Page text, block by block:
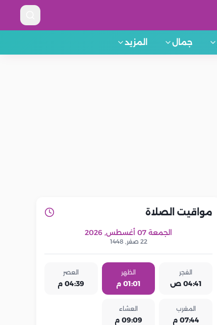
جمال المزيد
مواقيت الصلاة
الجمعة 07 أغسطس, 2026
22 صفر, 1448
الفجر
04:41 ص
الظهر
01:01 م
العصر
04:39 م
المغرب
07:44 م
العشاء
09:09 م